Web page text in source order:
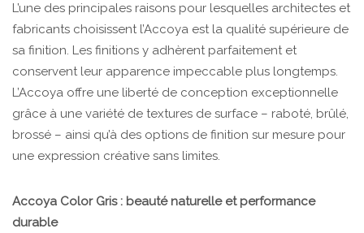
L’une des principales raisons pour lesquelles architectes et
fabricants choisissent l’Accoya est la qualité supérieure de
sa finition. Les finitions y adhèrent parfaitement et
conservent leur apparence impeccable plus longtemps.
L’Accoya offre une liberté de conception exceptionnelle
grâce à une variété de textures de surface – raboté, brûlé,
brossé – ainsi qu’à des options de finition sur mesure pour
une expression créative sans limites.
Accoya Color Gris : beauté naturelle et performance
durable